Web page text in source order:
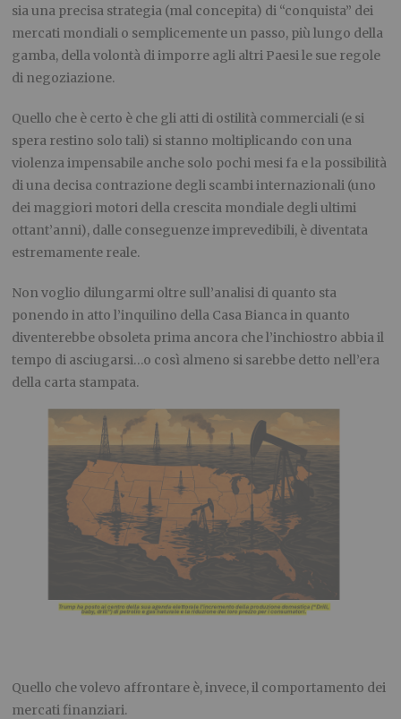
sia una precisa strategia (mal concepita) di “conquista” dei
mercati mondiali o semplicemente un passo, più lungo della
gamba, della volontà di imporre agli altri Paesi le sue regole
di negoziazione.
Quello che è certo è che gli atti di ostilità commerciali (e si
spera restino solo tali) si stanno moltiplicando con una
violenza impensabile anche solo pochi mesi fa e la possibilità
di una decisa contrazione degli scambi internazionali (uno
dei maggiori motori della crescita mondiale degli ultimi
ottant’anni), dalle conseguenze imprevedibili, è diventata
estremamente reale.
Non voglio dilungarmi oltre sull’analisi di quanto sta
ponendo in atto l’inquilino della Casa Bianca in quanto
diventerebbe obsoleta prima ancora che l’inchiostro abbia il
tempo di asciugarsi…o così almeno si sarebbe detto nell’era
della carta stampata.
Quello che volevo affrontare è, invece, il comportamento dei
mercati finanziari.